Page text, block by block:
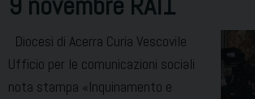
Diocesi di Acerra Curia Vescovile
Ufficio per le comunicazioni sociali
nota stampa «Inquinamento e